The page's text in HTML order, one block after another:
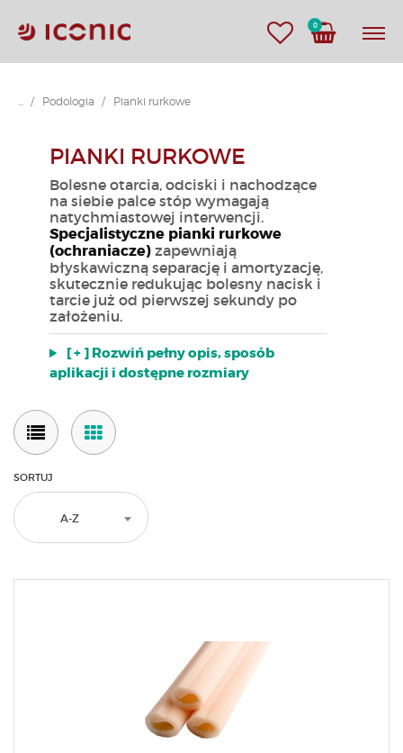
0
... Podologia Pianki rurkowe
PIANKI RURKOWE
Bolesne otarcia, odciski i nachodzące
na siebie palce stóp wymagają
natychmiastowej interwencji.
Specjalistyczne pianki rurkowe
(ochraniacze) zapewniają
błyskawiczną separację i amortyzację,
skutecznie redukując bolesny nacisk i
tarcie już od pierwszej sekundy po
założeniu.
[ + ] Rozwiń pełny opis, sposób
aplikacji i dostępne rozmiary
SORTUJ
A-Z